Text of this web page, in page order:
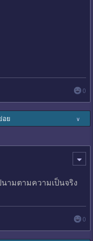
0
อย ∨
ามตามความเป็นจริง
0